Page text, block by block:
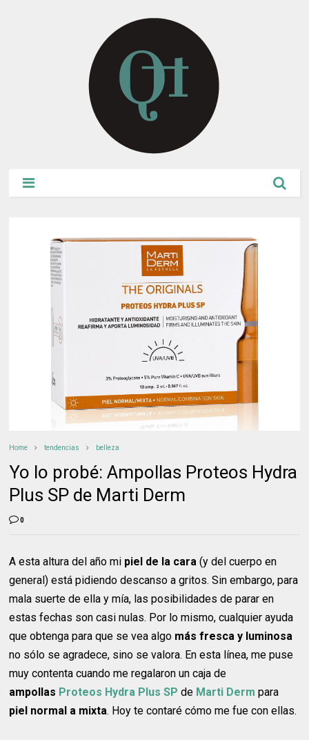
Home tendencias belleza
Yo lo probé: Ampollas Proteos Hydra
Plus SP de Marti Derm
0
A esta altura del año mi piel de la cara (y del cuerpo en
general) está pidiendo descanso a gritos. Sin embargo, para
mala suerte de ella y mía, las posibilidades de parar en
estas fechas son casi nulas. Por lo mismo, cualquier ayuda
que obtenga para que se vea algo más fresca y luminosa
no sólo se agradece, sino se valora. En esta línea, me puse
muy contenta cuando me regalaron un caja de
ampollas Proteos Hydra Plus SP de Marti Derm para
piel normal a mixta. Hoy te contaré cómo me fue con ellas.